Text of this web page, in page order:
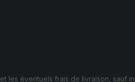
et les éventuels frais de livraison, sauf